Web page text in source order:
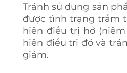
Tránh sử dụng sản
được tình trạng trầm
hiện điều trị hở
hiện điều trị đó và
giảm.